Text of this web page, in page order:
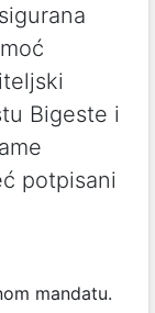
Bigeste i
potpisani
mandatu.